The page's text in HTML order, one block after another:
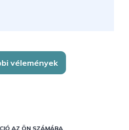
vélemények
AZ ÖN SZÁMÁRA